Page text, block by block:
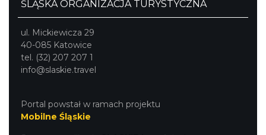
Podzamcze
ŚLĄSKA ORGANIZACJA TURYSTYCZNA
ul. Mickiewicza 29
40-085 Katowice
tel. (32) 207 207 1
info@slaskie.travel
Portal powstał w ramach projektu
Mobilne Śląskie